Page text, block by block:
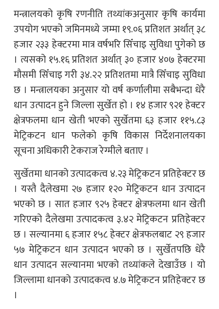
मन्त्रालयको कृषि रणनीति तथ्यांकअनुसार कृषि कार्यमा
उपयोग भएको जमिनमध्ये जम्मा १९.०६ प्रतिशत अर्थात् ३८
हजार २३३ हेक्टरमा मात्र वर्षभरि सिँचाइ सुविधा पुगेको छ
। त्यसको १५.१६ प्रतिशत अर्थात् ३० हजार ४०७ हेक्टरमा
मौसमी सिँचाइ गरी ३४.२२ प्रतिशतमा मात्रै सिँचाइ सुविधा
छ । मन्त्रालयका अनुसार यो वर्ष कर्णालीमा सबैभन्दा धेरै
धान उत्पादन हुने जिल्ला सुर्खेत हो । १४ हजार ९२१ हेक्टर
क्षेत्रफलमा धान खेती भएको सुर्खेतमा ६३ हजार ११५.८३
मेट्रिकटन धान फलेको कृषि विकास निर्देशनालयका
सूचना अधिकारी टेकराज रेग्मीले बताए ।
सुर्खेतमा धानको उत्पादकत्व ४.२३ मेट्रिकटन प्रतिहेक्टर छ
। यस्तै दैलेखमा २७ हजार १२० मेट्रिकटन धान उत्पादन
भएको छ । सात हजार ९२५ हेक्टर क्षेत्रफलमा धान खेती
गरिएको दैलेखमा उत्पादकत्व ३.४२ मेट्रिकटन प्रतिहेक्टर
छ । सल्यानमा ६ हजार १५८ हेक्टर क्षेत्रफलबाट २९ हजार
५७ मेट्रिकटन धान उत्पादन भएको छ । सुर्खेतपछि धेरै
धान उत्पादन सल्यानमा भएको तथ्यांकले देखाउँछ । यो
जिल्लामा धानको उत्पादकत्व ४.७ मेट्रिकटन प्रतिहेक्टर छ
।